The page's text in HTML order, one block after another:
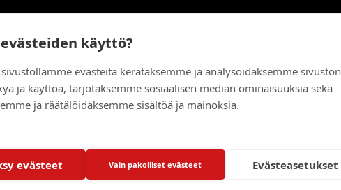
käyttö?
evästeitä kerätäksemme ja analysoidaksemme sivuston
ja käyttöä, tarjotaksemme sosiaalisen median ominaisuuksia sekä
ja räätälöidäksemme sisältöä ja mainoksia.
evästeet Vain pakolliset evästeet Evästeasetukset
Kiitoradantie 4